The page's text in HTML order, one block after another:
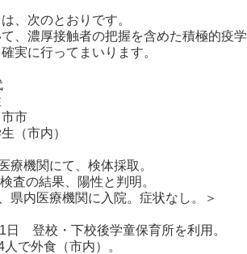
。
、次のとおりです。
、濃厚接触者の把握を含めた積極的疫学
実に行ってまいります。
市市
（市内）
関にて、検体採取。
の結果、陽性と判明。
内医療機関に入院。症状なし。＞
登校・下校後学童保育所を利用。
外食（市内）。